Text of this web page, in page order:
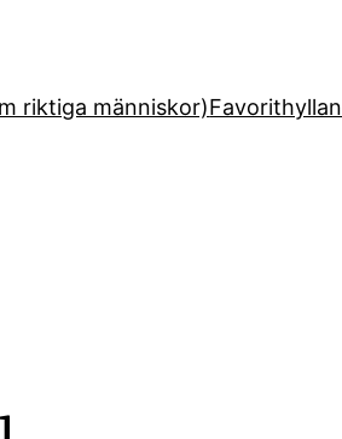
riktiga människor)Favorithyllan